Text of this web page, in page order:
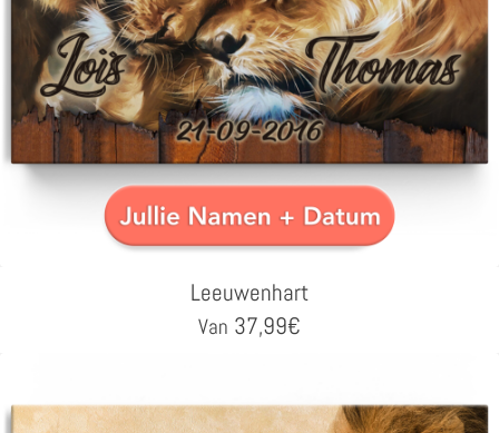
Leeuwenhart
Van 37,99€